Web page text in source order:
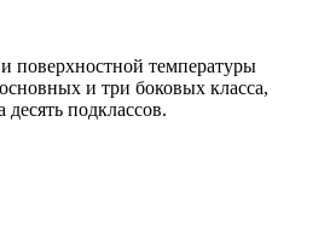
поверхностной температуры
и три боковых класса,
подклассов.